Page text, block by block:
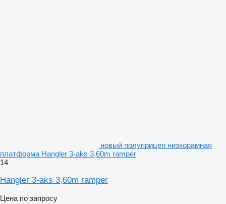
новый полуприцеп низкорамная
платформа Hangler 3-aks 3,60m ramper
14
Hangler 3-aks 3,60m ramper
Цена по запросу